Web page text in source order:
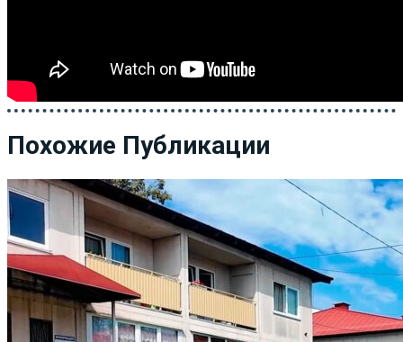
Похожие Публикации